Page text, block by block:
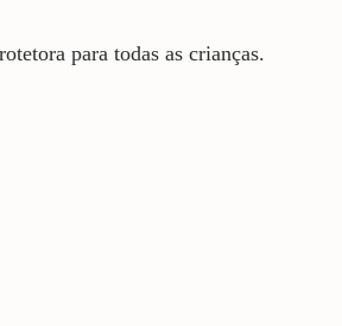
para todas as crianças.